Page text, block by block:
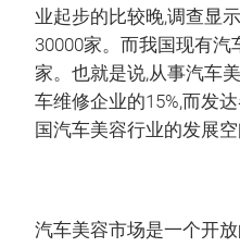
业起步的比较晚,调查显
30000家。而我国现有
家。也就是说,从事汽车
车维修企业的15%,而发
国汽车美容行业的发展空
汽车美容市场是一个开